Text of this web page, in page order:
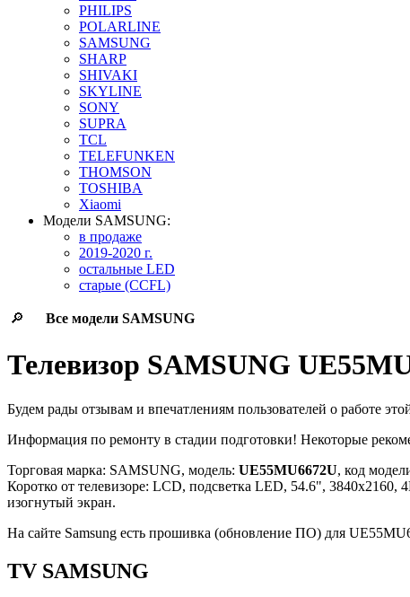
PHILIPS
POLARLINE
SAMSUNG
SHARP
SHIVAKI
SKYLINE
SONY
SUPRA
TCL
TELEFUNKEN
THOMSON
TOSHIBA
Xiaomi
Модели SAMSUNG:
в продаже
2019-2020 г.
остальные LED
старые (CCFL)
🔎 Все модели SAMSUNG
Телевизор SAMSUNG
Будем рады отзывам и впечатлениям пользователей о работе
Информация по ремонту в стадии подготовки! Некоторые
Торговая марка: SAMSUNG, модель: UE55MU6672U, код
Коротко от телевизоре: LCD, подсветка LED, 54.6",
изогнутый экран.
На сайте Samsung есть прошивка (обновление ПО) для
TV SAMSUNG